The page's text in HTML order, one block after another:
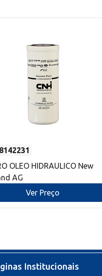
OLEO HIDRAULICO New
AG
Ver Preço
Institucionais